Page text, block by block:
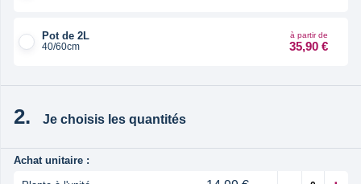
Pot de 2L
40/60cm
à partir de
35,90 €
Je choisis les quantités
Achat unitaire :